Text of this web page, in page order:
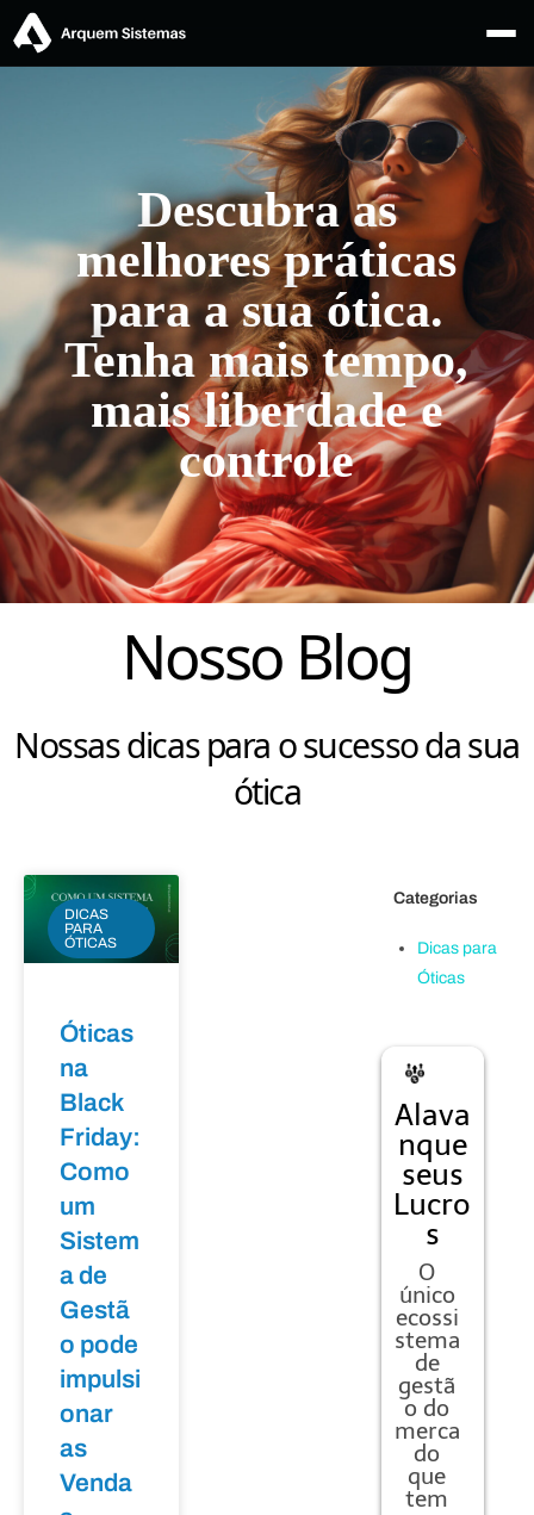
Descubra as
melhores práticas
para a sua ótica.
Tenha mais tempo,
mais liberdade e
controle
Nosso Blog
Nossas dicas para o sucesso da sua
ótica
DICAS
PARA
ÓTICAS
Óticas
na
Black
Friday:
Como
um
Sistem
a de
Gestã
o pode
impulsi
onar
as
Venda
Categorias
Dicas para
Óticas
Alava
nque
seus
Lucro
s
O
único
ecossi
stema
de
gestã
o do
merca
do
que
tem